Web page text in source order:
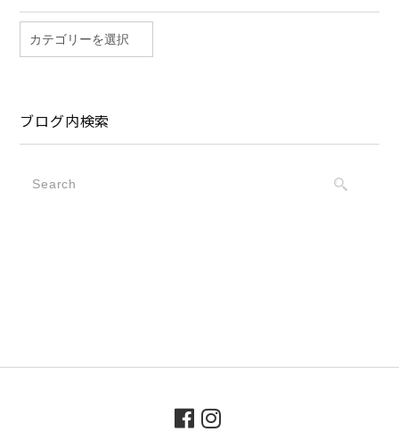
ブログ内検索